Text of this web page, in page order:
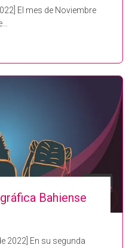
El mes de Noviembre
Bahiense
2022] En su segunda